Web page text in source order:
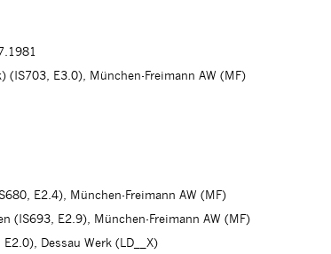
(IS703, E3.0), München-Freimann AW (MF)
E2.4), München-Freimann AW (MF)
(IS693, E2.9), München-Freimann AW (MF)
Dessau Werk (LD__X)